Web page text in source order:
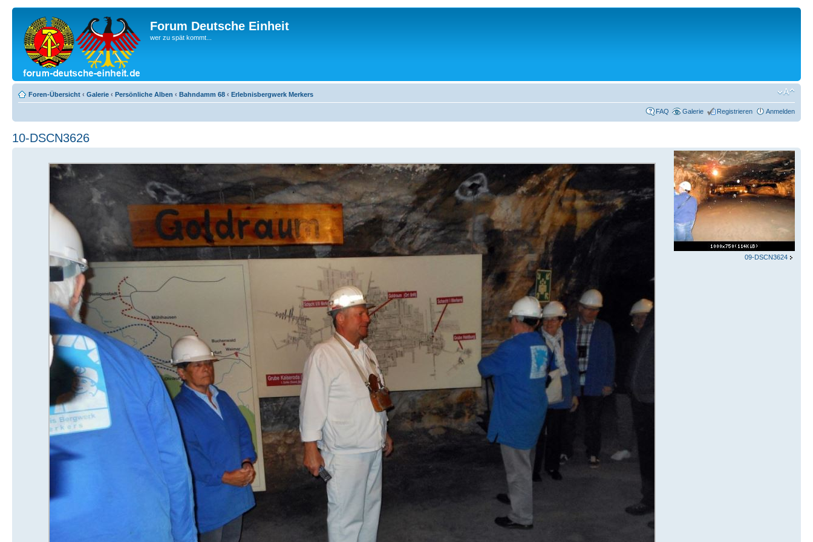
Forum Deutsche Einheit
wer zu spät kommt...
Foren-Übersicht ‹ Galerie ‹ Persönliche Alben ‹ Bahndamm 68 ‹ Erlebnisbergwerk Merkers
FAQ Galerie Registrieren Anmelden
10-DSCN3626
09-DSCN3624